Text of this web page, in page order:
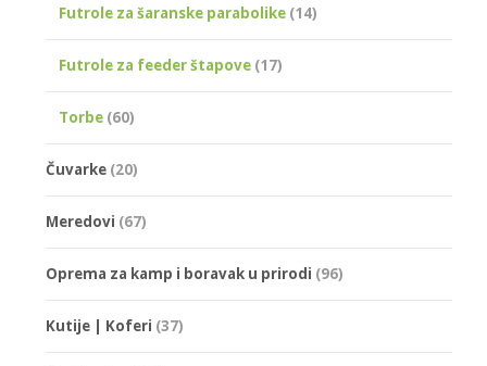
Futrole za šaranske parabolike (14)
Futrole za feeder štapove (17)
Torbe (60)
Čuvarke (20)
Meredovi (67)
Oprema za kamp i boravak u prirodi (96)
Kutije | Koferi (37)